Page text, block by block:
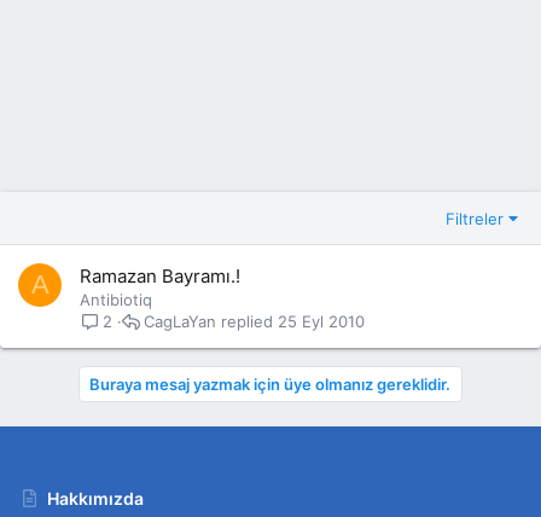
Filtreler
A Ramazan Bayramı.!
Antibiotiq
2
25 Eyl 2010
CagLaYan
Buraya mesaj yazmak için üye olmanız gereklidir.
Hakkımızda